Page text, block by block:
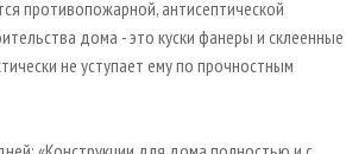
противопожарной, антисептической
дома - это куски фанеры и склеенные
не уступает ему по прочностным